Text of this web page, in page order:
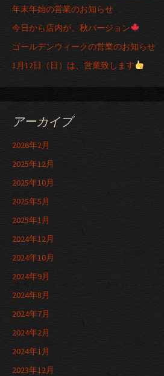
年末年始の営業のお知らせ
今日から店内が、秋バージョン
ゴールデンウィークの営業のお知らせ
1月12日（日）は、営業致します
アーカイブ
2026年2月
2025年12月
2025年10月
2025年5月
2025年1月
2024年12月
2024年10月
2024年9月
2024年8月
2024年7月
2024年2月
2024年1月
2023年12月